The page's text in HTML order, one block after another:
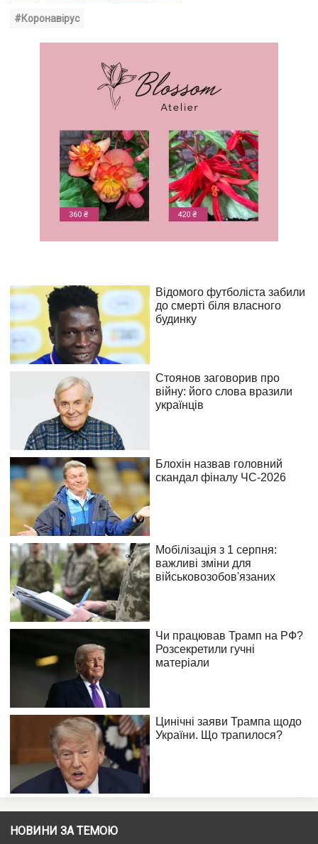
#Коронавірус
НОВИНИ ЗА ТЕМОЮ